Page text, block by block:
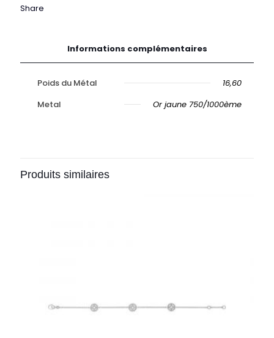
Share
Informations complémentaires
Poids du Métal
16,60
Metal
Or jaune 750/1000ème
Produits similaires